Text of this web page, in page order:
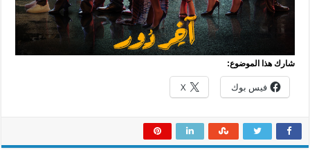
شارك هذا الموضوع:
فيس بوك X